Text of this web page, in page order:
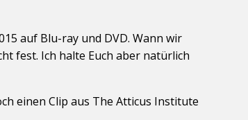
auf Blu-ray und DVD. Wann wir
fest. Ich halte Euch aber natürlich
einen Clip aus The Atticus Institute